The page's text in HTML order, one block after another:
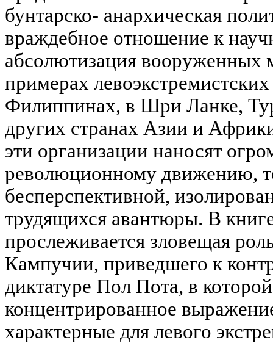
бунтарско- анархическая
враждебное отношение к
абсолютизация вооруженных
примерах
Филиппинах, в Шри Ланке,
других странах Азии и
эти организации наносят
революционному движению,
бесперспективной,
трудящихся авантюры. В
прослеживается зловещая
Кампучии, приведшего к
диктатуре Пол Пота, в
концентрированное
характерные для левого